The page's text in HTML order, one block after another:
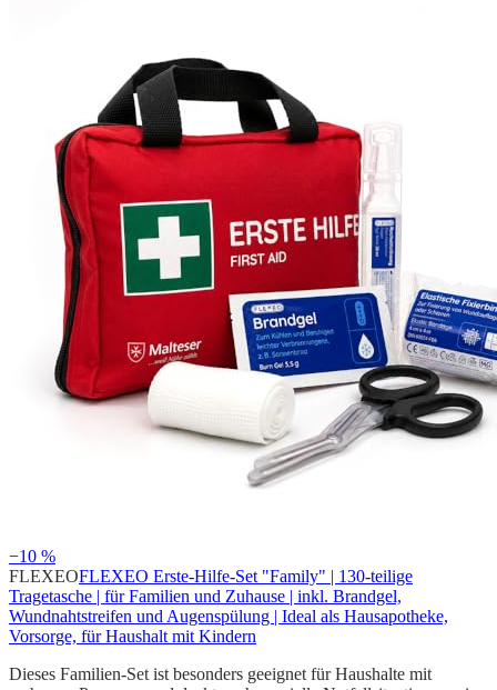
−10 %
FLEXEOFLEXEO Erste-Hilfe-Set "Family" | 130-teilige
Tragetasche | für Familien und Zuhause | inkl. Brandgel,
Wundnahtstreifen und Augenspülung | Ideal als Hausapotheke,
Vorsorge, für Haushalt mit Kindern
Dieses Familien-Set ist besonders geeignet für Haushalte mit